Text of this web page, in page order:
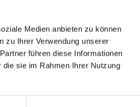
Medien anbieten zu können
zu Ihrer Verwendung unserer
führen diese Informationen
sie im Rahmen Ihrer Nutzung
ausreichend Zeit für die Anamnese
an